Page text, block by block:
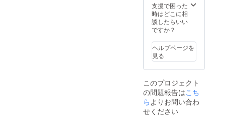
支援で困った
時はどこに相
談したらいい
ですか？
ヘルプページを
見る
このプロジェクト
の問題報告はこち
ら よりお問い合わ
せください